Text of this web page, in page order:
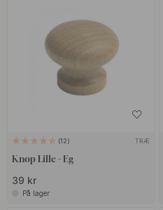
12 TRÆ
Knop Lille - Eg
39 kr
På lager